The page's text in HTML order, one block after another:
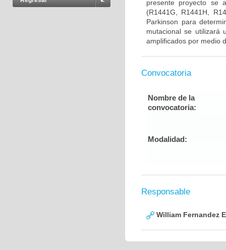
presente proyecto se
(R1441G, R1441H,
Parkinson para
mutacional se utilizará
amplificados por medio
Convocatoria
Nombre de la
convocatoria:
Modalidad:
Responsable
William Fernandez